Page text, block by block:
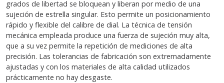
grados de libertad se bloquean y liberan por medio de una
sujeción de estrella singular. Esto permite un posicionamiento
rápido y flexible del calibre de dial. La técnica de tensión
mecánica empleada produce una fuerza de sujeción muy alta,
que a su vez permite la repetición de mediciones de alta
precisión. Las tolerancias de fabricación son extremadamente
ajustadas y con los materiales de alta calidad utilizados
prácticamente no hay desgaste.